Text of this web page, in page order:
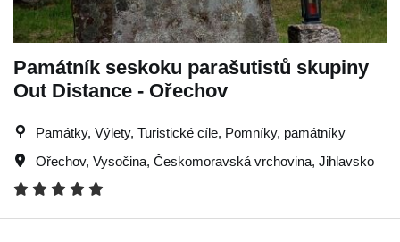
Památník seskoku parašutistů skupiny
Out Distance - Ořechov
Památky, Výlety, Turistické cíle, Pomníky, památníky
Ořechov, Vysočina, Českomoravská vrchovina, Jihlavsko